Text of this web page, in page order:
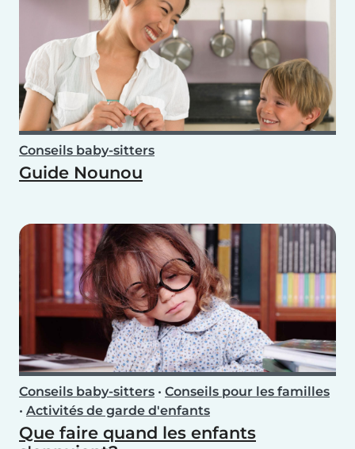
Conseils baby-sitters
Guide Nounou
Conseils baby-sitters • Conseils pour les familles
• Activités de garde d'enfants
Que faire quand les enfants